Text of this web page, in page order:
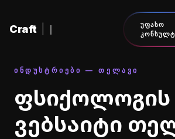
Craft
ᲣᲤᲐᲡᲝ
ᲘᲜᲓᲣᲡᲢᲠᲘᲔᲑᲘ — ᲗᲔᲚᲐᲕᲘ
ფსიქოლოგის
ვებსაიტი